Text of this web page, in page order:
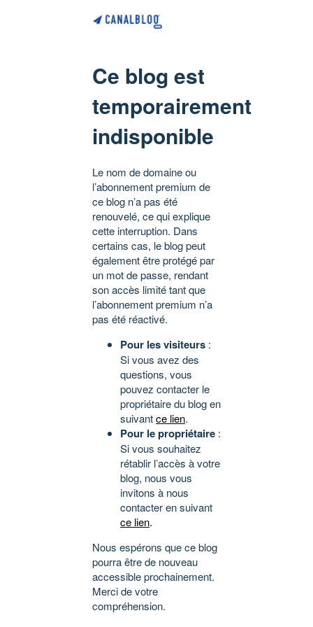
Ce blog est
temporairement
indisponible
Le nom de domaine ou
l’abonnement premium de
ce blog n’a pas été
renouvelé, ce qui explique
cette interruption. Dans
certains cas, le blog peut
également être protégé par
un mot de passe, rendant
son accès limité tant que
l’abonnement premium n’a
pas été réactivé.
Pour les visiteurs :
Si vous avez des
questions, vous
pouvez contacter le
propriétaire du blog en
suivantce lien.
Pour le propriétaire :
Si vous souhaitez
rétablir l’accès à votre
blog, nous vous
invitons à nous
contacter en suivant
ce lien.
Nous espérons que ce blog
pourra être de nouveau
accessible prochainement.
Merci de votre
compréhension.